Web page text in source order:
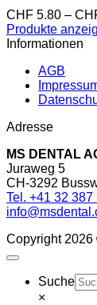
CHF 5.80 –
Produkte
Informationen
AGB
Adresse
MS DENTAL
Juraweg 5
CH-3292
Tel. +41 32 387
Copyright
Suche
×